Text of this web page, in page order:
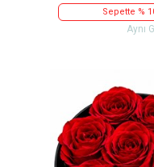
Sepette %
Aynı